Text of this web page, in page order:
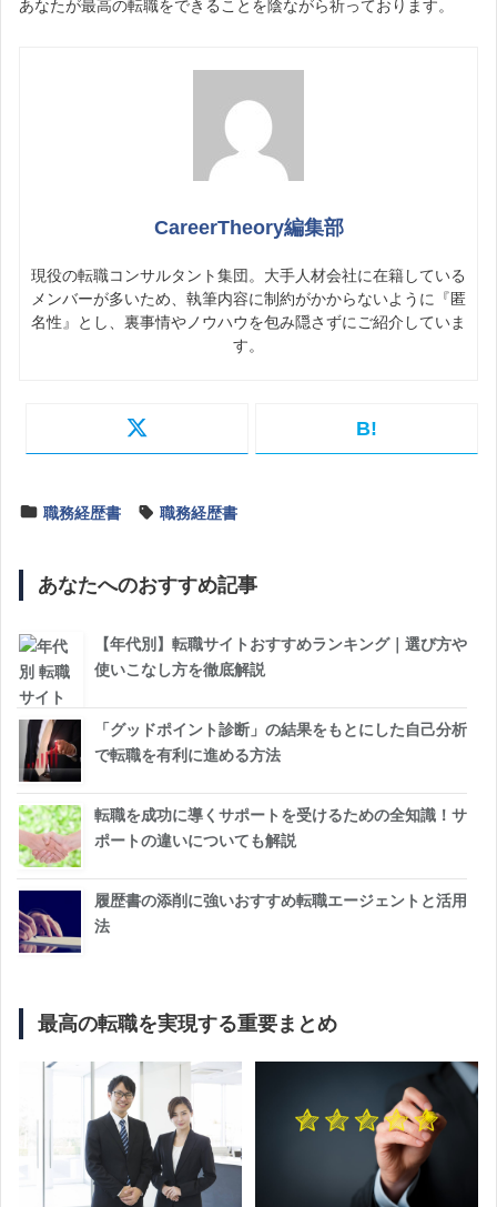
あなたが最高の転職をできることを陰ながら祈っております。
CareerTheory編集部
現役の転職コンサルタント集団。大手人材会社に在籍している
メンバーが多いため、執筆内容に制約がかからないように『匿
名性』とし、裏事情やノウハウを包み隠さずにご紹介していま
す。
B!
職務経歴書 職務経歴書
あなたへのおすすめ記事
【年代別】転職サイトおすすめランキング｜選び方や
使いこなし方を徹底解説
「グッドポイント診断」の結果をもとにした自己分析
で転職を有利に進める方法
転職を成功に導くサポートを受けるための全知識！サ
ポートの違いについても解説
履歴書の添削に強いおすすめ転職エージェントと活用
法
最高の転職を実現する重要まとめ